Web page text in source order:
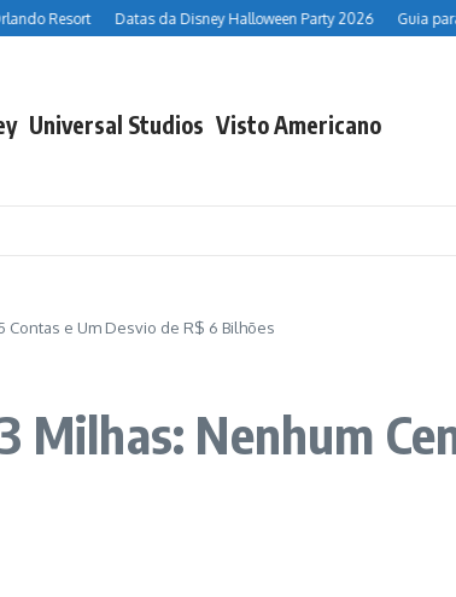
Resort Datas da Disney Halloween Party 2026 Guia para
Universal Studios Visto Americano
Contas e Um Desvio de R$ 6 Bilhões
Milhas: Nenhum